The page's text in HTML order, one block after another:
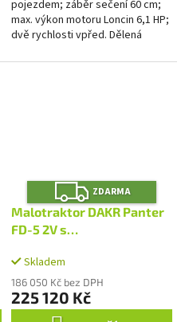
hvězdiček.
pojezdem; záběr sečení 60 cm;
max. výkon motoru Loncin 6,1 HP;
dvě rychlosti vpřed. Dělená
uzávěrky a diferenciálu....
Z
D
A
R
ZDARMA
Malotraktor DAKR Panter
FD-5 2V s
Skladem
186 050 Kč bez DPH
225 120 Kč